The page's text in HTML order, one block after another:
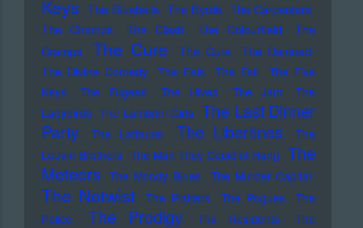
Keys The Bluebells The Byrds The Carpenters
The Champs
The Clash The Colourfield
The
Cramps
The Cure The Curs
The Damned
The Divine Comedy
The Eels The Fall
The Five
Keys
The Fugees The Hives The Jam
The
Ladybirds The Lambrini Girls The Last Dinner
Party
The Lathums The Libertines
The
Louvin Brothers The Man They Could'nt Hang The
Meteors The Moody Blues The Murder Capital
The Notwist The Platters The Pogues
The
Police
The Prodigy The Residents
The